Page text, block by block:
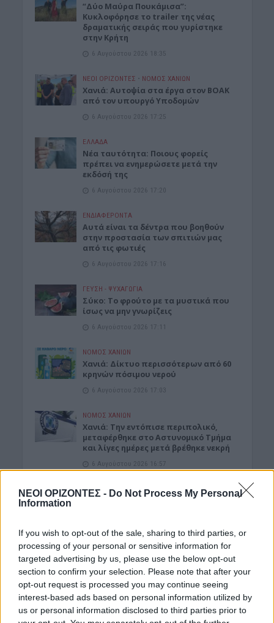
ΝΕΟΙ ΟΡΙΖΟΝΤΕΣ - Do Not Process My Personal
Information
If you wish to opt-out of the sale, sharing to third parties, or
processing of your personal or sensitive information for
targeted advertising by us, please use the below opt-out
section to confirm your selection. Please note that after your
opt-out request is processed you may continue seeing
interest-based ads based on personal information utilized by
us or personal information disclosed to third parties prior to
“Δύο Μαύρα Πουκάμισα”:
Κυκλοφόρησε το trailer της νέας
δραματικής σειράς που γυρίστηκε
στην Κρήτη
6 Αυγούστου 2026 18:35
ΝΕΟΙ ΟΡΙΖΟΝΤΕΣ • ΝΟΜΌΣ ΧΑΝΊΩΝ
Χανιά: Αυτοψία στα έργα στον ΒΟΑΚ
από τον υπουργό Υποδομών
6 Αυγούστου 2026 17:25
ΕΛΛΑΔΑ
Νέα ταυτότητα: Ποιους φορείς
πρέπει να ενημερώσετε μετά την
εκδόσή της
6 Αυγούστου 2026 17:20
ΕΝΔΙΑΦΕΡΟΝΤΑ
Αυτά είναι τα δέντρα που βοηθούν
στην προστασία των σπιτιών μας
από τις φωτιές
6 Αυγούστου 2026 17:16
ΓΕΎΣΗ - ΨΥΧΑΓΩΓΊΑ
Σύκο: Το φρούτο με τα μυστικά που
ίσως να μην γνωρίζεις
6 Αυγούστου 2026 17:11
ΝΟΜΌΣ ΧΑΝΊΩΝ
Xανιά: Δίκτυο περισσότερων από 60
κρηνών πόσιμου νερού
6 Αυγούστου 2026 17:03
ΝΟΜΌΣ ΧΑΝΊΩΝ
Χανιά: Την εντόπισε περιπολικό,
μεταφέρθηκε στο Αστυνομικό Τμήμα
και λίγες ημέρες μετά βρέθηκε νεκρή
6 Αυγούστου 2026 16:57
ΚΡΗΤΗ ΝΕΟΙ ΟΡΙΖΟΝΤΕΣ
Κτηματολόγιο: Ποιοι μπορούν να
6 Αυγούστου 2026 16:53
ΔΙΕΘΝΗ • ΜΑΤΙΕΣ ΣΤΟ ΠΑΡΕΛΘΟΝ
Χιροσίμα: 81 χρόνια από τον πυρηνικό
όλεθρο που άλλαξε την
ανθρωπότητα
6 Αυγούστου 2026 09:42